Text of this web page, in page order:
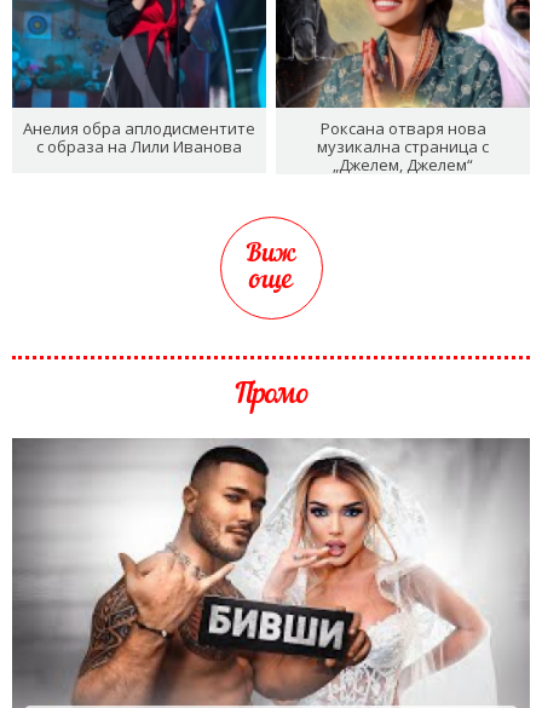
Анелия обра аплодисментите
с образа на Лили Иванова
Роксана отваря нова
музикална страница с
„Джелем, Джелем“
Виж
още
Промо